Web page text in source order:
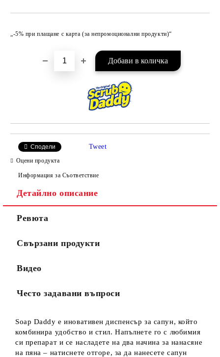
„-5% при плащане с карта (за непромоционални продукти)“
Сподели Tweet
Оцени продукта
Информация за Съответствие
Детайлно описание
Ревюта
Свързани продукти
Видео
Често задавани въпроси
Soap Daddy е иновативен диспенсър за сапун, който
комбинира удобство и стил. Напълнете го с любимия
си препарат и се насладете на два начина за нанасяне
на пяна – натиснете отгоре, за да нанесете сапун